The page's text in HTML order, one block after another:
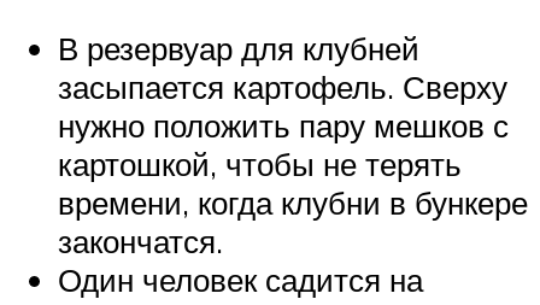
В резервуар для клубней
засыпается картофель. Сверху
нужно положить пару мешков с
картошкой, чтобы не терять
времени, когда клубни в бункере
закончатся.
Один человек садится на